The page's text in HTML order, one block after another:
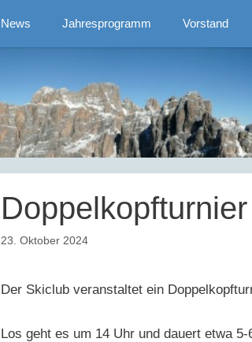
News Jahresprogramm Vorstand
23. Oktober 2024
Der Skiclub veranstaltet ein
Los geht es um 14 Uhr und dauert etwa